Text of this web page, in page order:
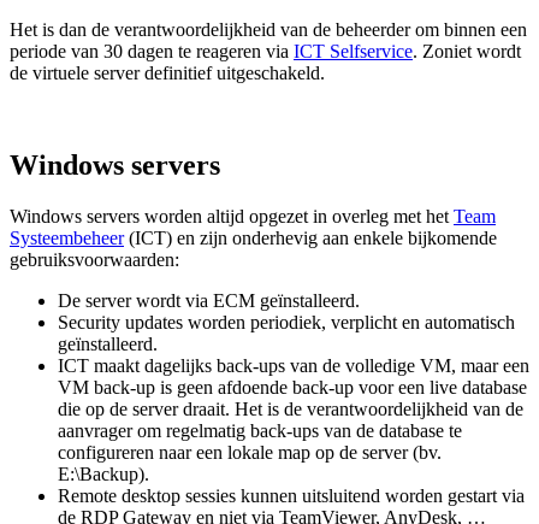
Het is dan de verantwoordelijkheid van de beheerder om binnen een
periode van 30 dagen te reageren via ICT Selfservice. Zoniet wordt
de virtuele server definitief uitgeschakeld.
Windows servers
Windows servers worden altijd opgezet in overleg met het Team
Systeembeheer(ICT) en zijn onderhevig aan enkele bijkomende
gebruiksvoorwaarden:
De server wordt via ECM geïnstalleerd.
Security updates worden periodiek, verplicht en automatisch
geïnstalleerd.
ICT maakt dagelijks back-ups van de volledige VM, maar een
VM back-up is geen afdoende back-up voor een live database
die op de server draait. Het is de verantwoordelijkheid van de
aanvrager om regelmatig back-ups van de database te
configureren naar een lokale map op de server (bv.
E:\Backup).
Remote desktop sessies kunnen uitsluitend worden gestart via
de RDP Gateway en niet via TeamViewer, AnyDesk, …